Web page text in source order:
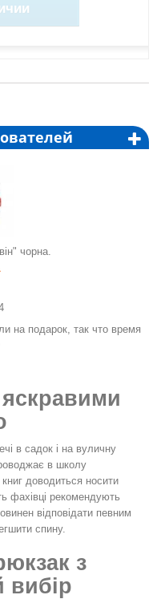
чорна.
на подарок, так что время
яскравими
в садок і на вуличну
в школу
доводиться носити
фахівці рекомендують
відповідати певним
спину.
з
вибір